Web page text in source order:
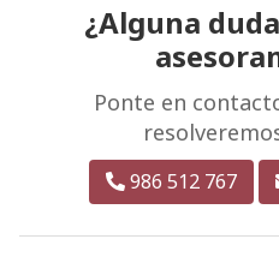
¿Alguna
Ponte en
986 512 767